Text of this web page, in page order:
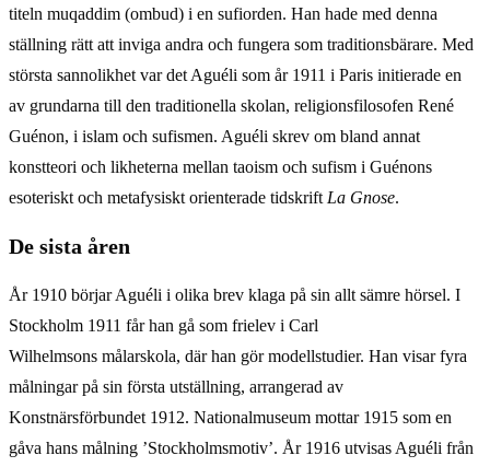
titeln muqaddim (ombud) i en sufiorden. Han hade med denna
ställning rätt att inviga andra och fungera som traditionsbärare. Med
största sannolikhet var det Aguéli som år 1911 i Paris initierade en
av grundarna till den traditionella skolan, religionsfilosofen René
Guénon, i islam och sufismen. Aguéli skrev om bland annat
konstteori och likheterna mellan taoism och sufism i Guénons
esoteriskt och metafysiskt orienterade tidskrift La Gnose.
De sista åren
År 1910 börjar Aguéli i olika brev klaga på sin allt sämre hörsel. I
Stockholm 1911 får han gå som frielev i Carl
Wilhelmsons målarskola, där han gör modellstudier. Han visar fyra
målningar på sin första utställning, arrangerad av
Konstnärsförbundet 1912. Nationalmuseum mottar 1915 som en
gåva hans målning ’Stockholmsmotiv’. År 1916 utvisas Aguéli från